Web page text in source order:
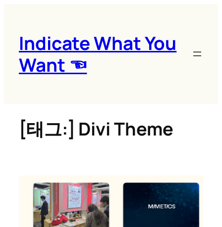
Indicate What You
Want ☜
[태그:] Divi Theme